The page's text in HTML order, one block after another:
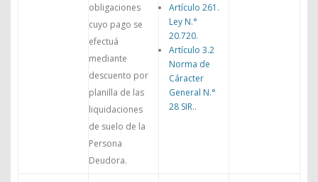
obligaciones
cuyo pago se
efectuá
mediante
descuento por
planilla de las
liquidaciones
de suelo de la
Persona
Deudora.
Artículo 261.
Ley N.°
20.720.
Artículo 3.2
Norma de
Cáracter
General N.°
28 SIR..